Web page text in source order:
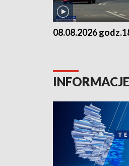
08.08.2026
INFORMACJE